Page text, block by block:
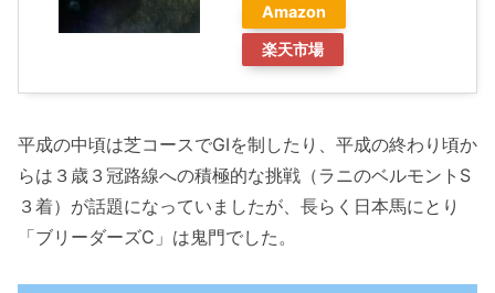
Amazon
楽天市場
平成の中頃は芝コースでGIを制したり、平成の終わり頃か
らは３歳３冠路線への積極的な挑戦（ラニのベルモントS
３着）が話題になっていましたが、長らく日本馬にとり
「ブリーダーズC」は鬼門でした。